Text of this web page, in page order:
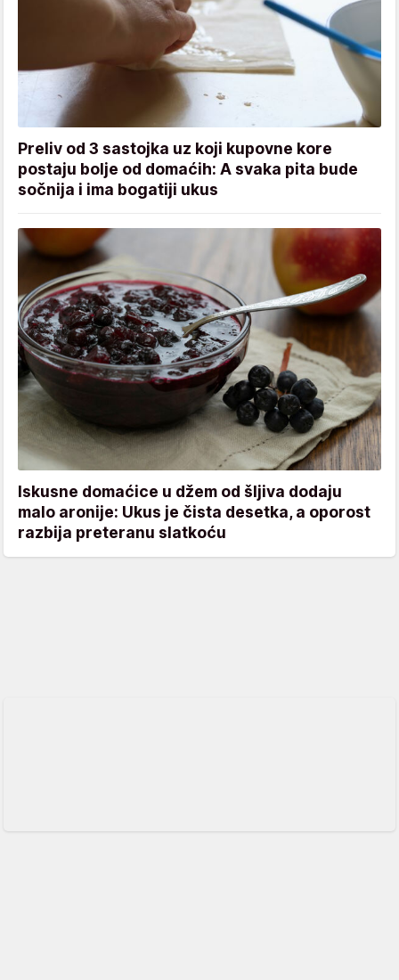
Preliv od 3 sastojka uz koji kupovne kore
postaju bolje od domaćih: A svaka pita bude
sočnija i ima bogatiji ukus
Iskusne domaćice u džem od šljiva dodaju
malo aronije: Ukus je čista desetka, a oporost
razbija preteranu slatkoću